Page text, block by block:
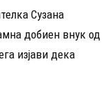
Сузана
добиен внук од
изјави дека